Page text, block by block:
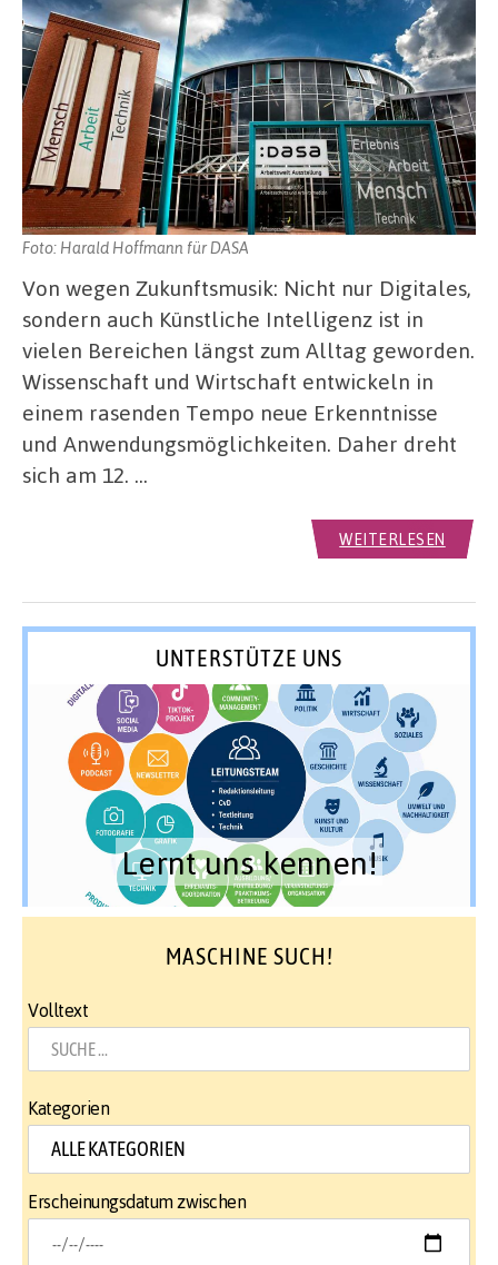
Foto: Harald Hoffmann für DASA
Von wegen Zukunftsmusik: Nicht nur Digitales,
sondern auch Künstliche Intelligenz ist in
vielen Bereichen längst zum Alltag geworden.
Wissenschaft und Wirtschaft entwickeln in
einem rasenden Tempo neue Erkenntnisse
und Anwendungsmöglichkeiten. Daher dreht
sich am 12. …
WEITERLESEN
UNTERSTÜTZE UNS
Lernt uns kennen!
MASCHINE SUCH!
Volltext
Kategorien
Erscheinungsdatum zwischen